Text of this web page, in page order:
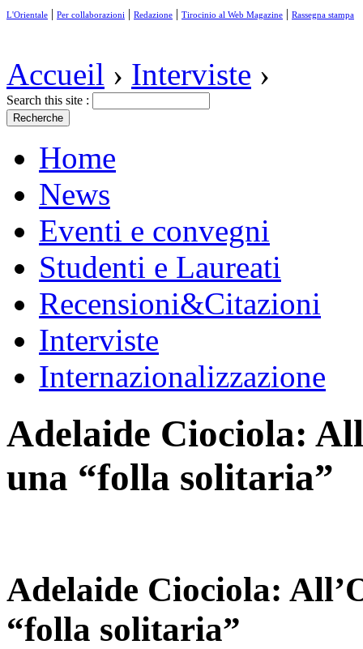
L'Orientale | Per collaborazioni | Redazione | Tirocinio al Web Magazine | Rassegna stampa
Accueil › Interviste ›
Search this site :
Home
News
Eventi e convegni
Studenti e Laureati
Recensioni&Citazioni
Interviste
Internazionalizzazione
Adelaide Ciociola:
una “folla solitaria”
Adelaide Ciociola:
“folla solitaria”